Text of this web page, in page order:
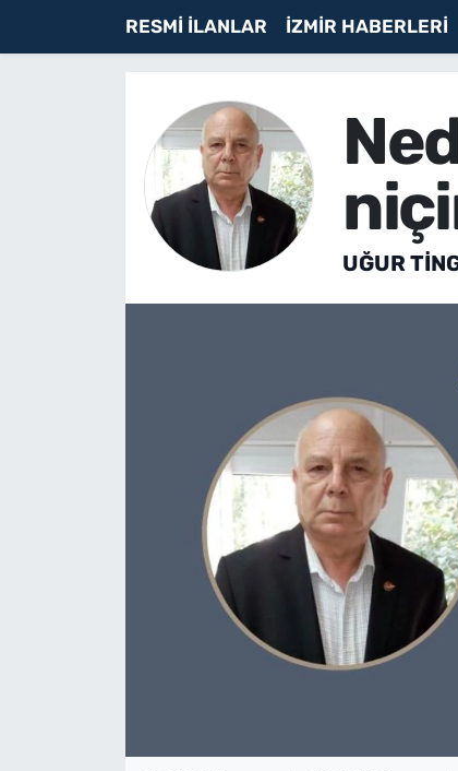
RESMİ İLANLAR İZMİR HABERLERİ
UĞUR
Magazin